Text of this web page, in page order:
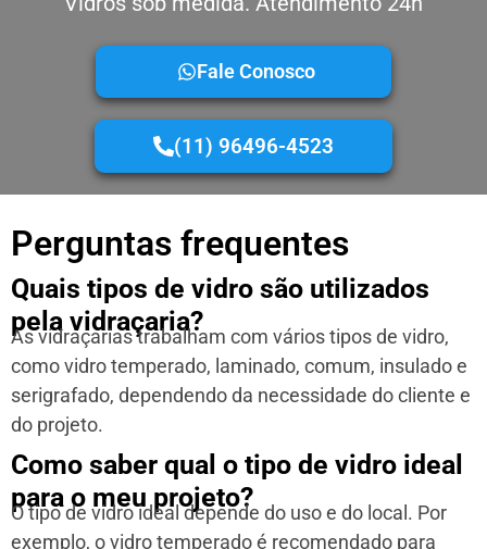
Fale Conosco
(11) 96496-4523
Perguntas frequentes
Quais tipos de vidro são utilizados
pela vidraçaria?
As vidraçarias trabalham com vários tipos de vidro,
como vidro temperado, laminado, comum, insulado e
serigrafado, dependendo da necessidade do cliente e
do projeto.
Como saber qual o tipo de vidro ideal
para o meu projeto?
O tipo de vidro ideal depende do uso e do local. Por
exemplo, o vidro temperado é recomendado para